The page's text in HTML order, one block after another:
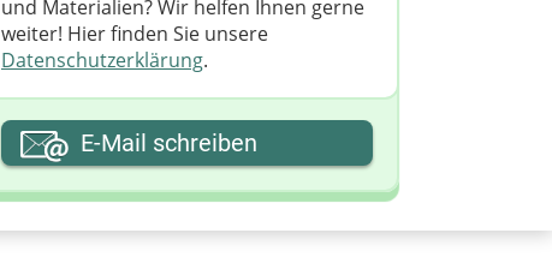
und Materialien? Wir helfen Ihnen gerne
weiter! ​Hier finden Sie unsere
Datenschutzerklärung.
Ihre E-Mail-Adresse
Ihre Nachricht
E-Mail schreiben